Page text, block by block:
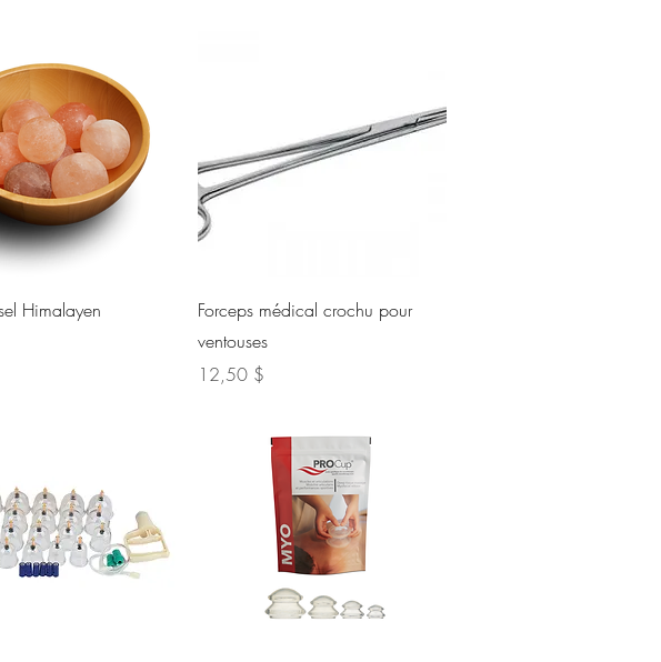
Aperçu rapide
Himalayen
Aperçu rapide
Forceps médical crochu pour
ventouses
Prix
12,50 $